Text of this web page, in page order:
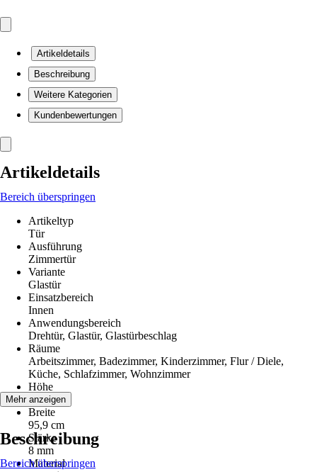
Artikeldetails
Beschreibung
Weitere Kategorien
Kundenbewertungen
Artikeldetails
Bereich überspringen
Artikeltyp
Tür
Ausführung
Zimmertür
Variante
Glastür
Einsatzbereich
Innen
Anwendungsbereich
Drehtür, Glastür, Glastürbeschlag
Räume
Arbeitszimmer, Badezimmer, Kinderzimmer, Flur / Diele,
Küche, Schlafzimmer, Wohnzimmer
Höhe
197,2 cm
Breite
95,9 cm
Stärke
8 mm
Material
Mehr anzeigen
Beschreibung
Bereich überspringen